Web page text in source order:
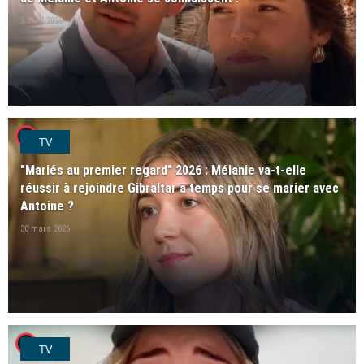
5 avril 2026
player2TV
"Mariés au premier regard" 2026 : Mélanie va-t-elle
réussir à rejoindre Gibraltar à temps pour se marier avec
Antoine ?
30 mars 2026
player2TV